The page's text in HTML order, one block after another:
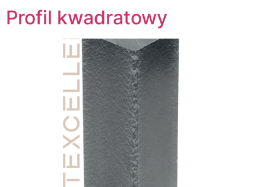
Profil kwadratowy